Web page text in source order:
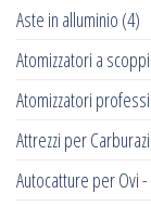
Aste in alluminio (4)
Atomizzatori a
Atomizzatori
Attrezzi per
Autocatture per Ovi